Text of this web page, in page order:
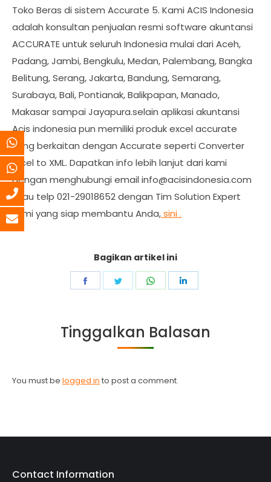
Toko Beras di sistem Accurate 5. Kami ACIS Indonesia
adalah konsultan penjualan resmi software akuntansi
ACCURATE untuk seluruh Indonesia mulai dari Aceh,
Padang, Jambi, Bengkulu, Medan, Palembang, Bangka
Belitung, Serang, Jakarta, Bandung, Semarang,
Surabaya, Bali, Pontianak, Balikpapan, Manado,
Makasar sampai Jayapura.selain aplikasi akuntansi
Acis indonesia pun memiliki produk excel accurate
yang berkaitan dengan Accurate seperti Converter
Excel to XML. Dapatkan info lebih lanjut dari kami
dengan menghubungi email info@acisindonesia.com
atau telp 021-29018652 dengan Tim Solution Expert
kami yang siap membantu Anda,sini .
Bagikan artikel ini
Share
Share
Share
Tinggalkan Balasan
You must be logged in to post a comment.
Contact Information